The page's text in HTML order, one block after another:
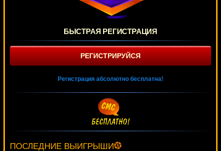
БЫСТРАЯ РЕГИСТРАЦИЯ
РЕГИСТРИРУЙСЯ
Регистрация абсолютно бесплатна!
ПОСЛЕДНИЕ ВЫИГРЫШИ
drink***